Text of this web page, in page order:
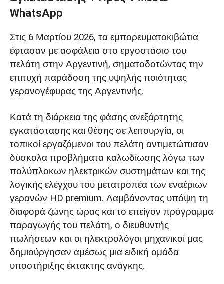
WhatsApp
Στις 6 Μαρτίου 2026, τα εμπορευματοκιβώτια
έφτασαν με ασφάλεια στο εργοστάσιο του
πελάτη στην Αργεντινή, σηματοδοτώντας την
επιτυχή παράδοση της υψηλής ποιότητας
γερανογέφυρας της Αργεντινής.
Κατά τη διάρκεια της φάσης ανεξάρτητης
εγκατάστασης και θέσης σε λειτουργία, οι
τοπικοί εργαζόμενοι του πελάτη αντιμετώπισαν
δύσκολα προβλήματα καλωδίωσης λόγω των
πολύπλοκων ηλεκτρικών συστημάτων και της
λογικής ελέγχου του μετατροπέα των εναέριων
γερανών HD premium. Λαμβάνοντας υπόψη τη
διαφορά ζώνης ώρας και το επείγον πρόγραμμα
παραγωγής του πελάτη, ο διευθυντής
πωλήσεων και οι ηλεκτρολόγοι μηχανικοί μας
δημιούργησαν αμέσως μια ειδική ομάδα
υποστήριξης έκτακτης ανάγκης.